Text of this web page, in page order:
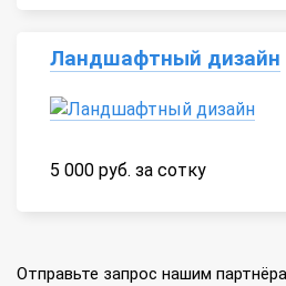
Ландшафтный дизайн
5 000 руб. за сотку
Отправьте запрос нашим